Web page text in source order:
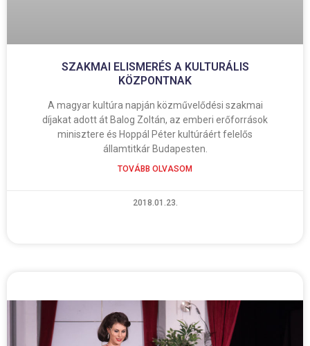
SZAKMAI ELISMERÉS A KULTURÁLIS
KÖZPONTNAK
A magyar kultúra napján közművelődési szakmai
díjakat adott át Balog Zoltán, az emberi erőforrások
minisztere és Hoppál Péter kultúráért felelős
államtitkár Budapesten.
TOVÁBB OLVASOM
2018.01.23.